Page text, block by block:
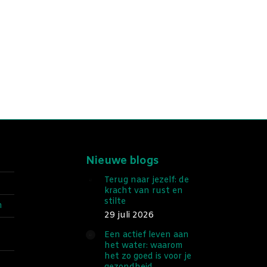
Nieuwe blogs
Terug naar jezelf: de
kracht van rust en
stilte
29 juli 2026
Een actief leven aan
het water: waarom
het zo goed is voor je